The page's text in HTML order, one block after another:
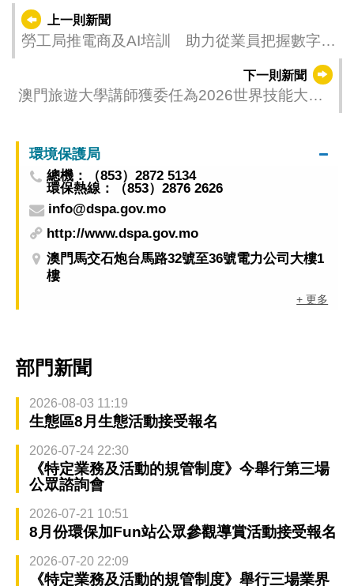
上一則新聞
勞工局推電商及AI培訓 助力從業員把握數字經
下一則新聞
澳門旅遊大學講師獲委任為2026世界技能大賽
環境保護局
總機：（853）2872 5134
環保熱線：（853）2876 2626
info@dspa.gov.mo
http://www.dspa.gov.mo
澳門馬交石炮台馬路32號至36號電力公司大樓1
樓
+ 更多
部門新聞
2026-08-03 11:19
生態區8月生態活動接受報名
2026-07-24 22:30
《特定業務及活動的規管制度》今舉行第三場
公眾諮詢會
2026-07-21 10:51
8月份環保加Fun站公眾參觀導賞活動接受報名
2026-07-20 22:09
《特定業務及活動的規管制度》舉行三場業界